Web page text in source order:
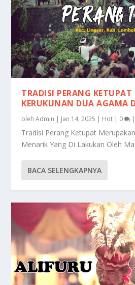
TRADISI PERANG KETUPAT
KERUKUNAN DUA AGAMA
olehAdmin | Jan 14, 2025 | Hot | 0
Tradisi Perang Ketupat
Menarik Yang Di Lakukan Oleh
BACA SELENGKAPNYA